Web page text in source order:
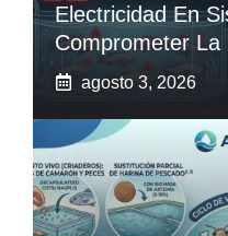
Electricidad En
Comprometer La
agosto 3, 2026